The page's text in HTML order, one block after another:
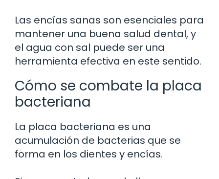
Las encías sanas son esenciales para
mantener una buena salud dental, y
el agua con sal puede ser una
herramienta efectiva en este sentido.
Cómo se combate la placa
bacteriana
La placa bacteriana es una
acumulación de bacterias que se
forma en los dientes y encías.